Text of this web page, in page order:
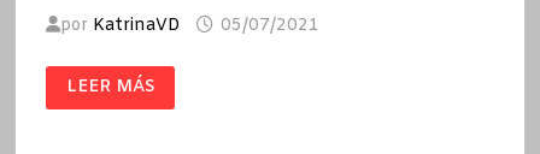
por KatrinaVD 05/07/2021
TAINTED
LOVE
/
LEER MÁS